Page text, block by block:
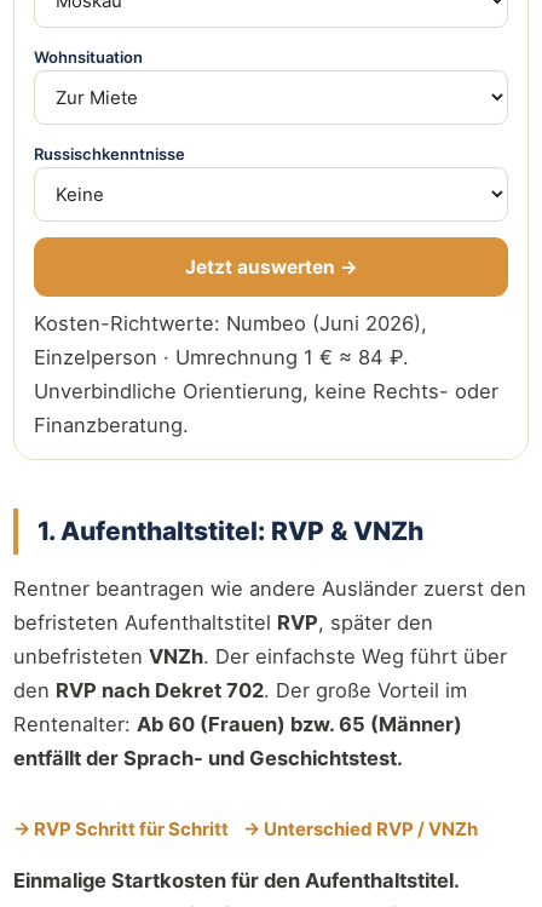
Wohnsituation
Russischkenntnisse
Jetzt auswerten →
Kosten-Richtwerte: Numbeo (Juni 2026),
Einzelperson · Umrechnung 1 € ≈ 84 ₽.
Unverbindliche Orientierung, keine Rechts- oder
Finanzberatung.
1. Aufenthaltstitel: RVP & VNZh
Rentner beantragen wie andere Ausländer zuerst den
befristeten Aufenthaltstitel RVP, später den
unbefristeten VNZh. Der einfachste Weg führt über
den RVP nach Dekret 702. Der große Vorteil im
Rentenalter: Ab 60 (Frauen) bzw. 65 (Männer)
entfällt der Sprach- und Geschichtstest.
→ RVP Schritt für Schritt → Unterschied RVP / VNZh
Einmalige Startkosten für den Aufenthaltstitel.